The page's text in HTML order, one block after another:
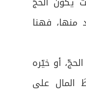
منها، فهنا
أو خيّره
المال على
والعمرة وفيه